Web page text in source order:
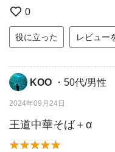
0
役に立った レビュー
KOO ・50代/男性
2024年09月24日
王道中華そば＋α